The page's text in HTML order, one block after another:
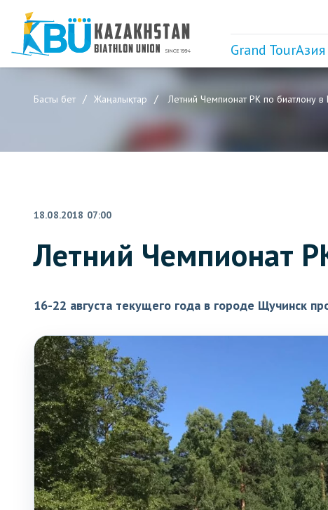
Grand Tour
Басты бет Жаңалықтар Летний Чемпионат РК по биатлону в
18.08.2018 07:00
Летний Чемпионат
16-22 августа текущего года в городе Щучинск